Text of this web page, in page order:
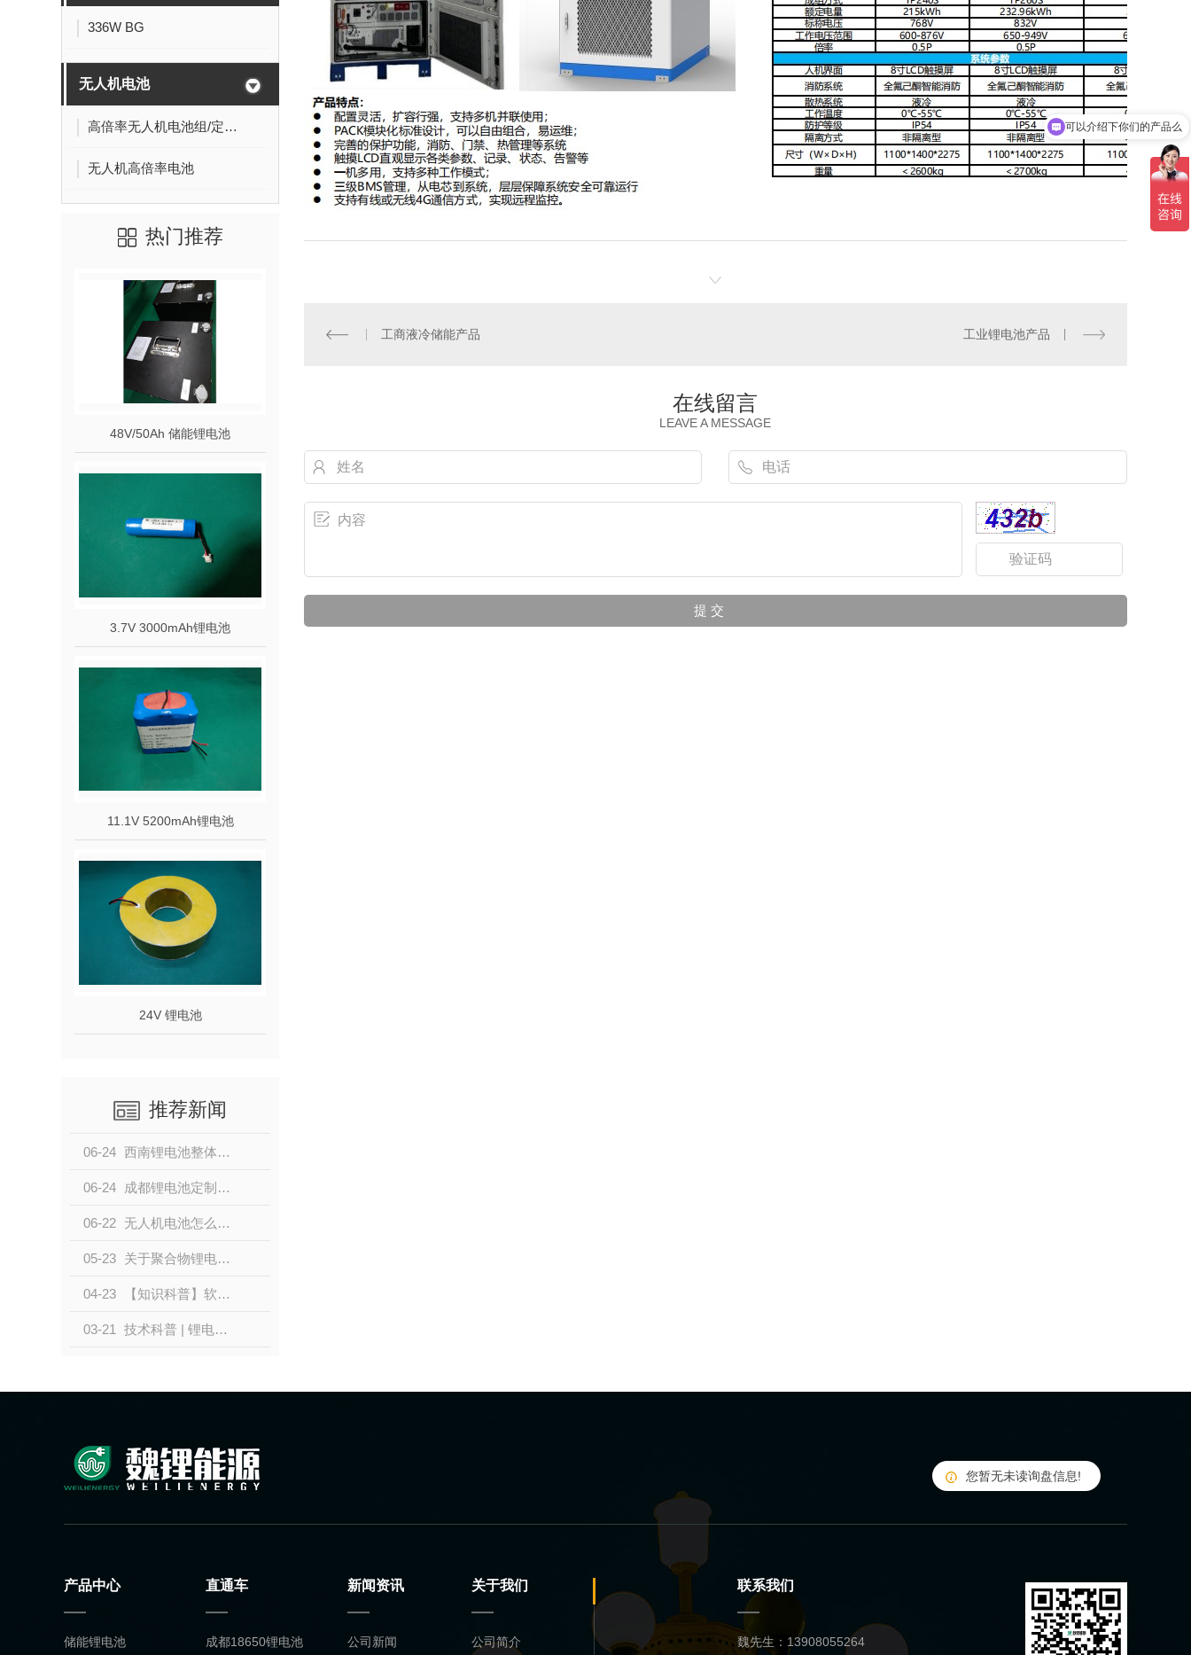
336W BG
无人机电池
高倍率无人机电池组/定制无人机电池
无人机高倍率电池
热门推荐
48V/50Ah 储能锂电池
3.7V 3000mAh锂电池
11.1V 5200mAh锂电池
24V 锂电池
推荐新闻
06-24 西南锂电池整体解决方案定制，认准成都魏锂新能源，本地锂电池厂家按需定制
06-24 成都锂电池定制哪家靠谱？魏锂新能源，西南专业锂电池定制源头厂家
06-22 无人机电池怎么选？高倍率长续航锂电池选型技巧，成都魏锂新能源为您解答
05-23 关于聚合物锂电池的特点和原理是什么？？
04-23 【知识科普】软包锂电池的优点特点！！！
03-21 技术科普 | 锂电池知识科普
工商液冷储能产品 工业锂电池产品
在线留言
LEAVE A MESSAGE
您暂无未读询盘信息!
产品中心
储能锂电池
直通车
成都18650锂电池
新闻资讯
公司新闻
关于我们
公司简介
联系我们
魏先生：13908055264
可以介绍下你们的产品么
你们是怎么收费的呢